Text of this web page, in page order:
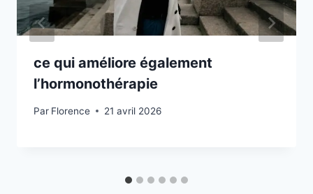
ce qui améliore également
l’hormonothérapie
Par Florence 21 avril 2026